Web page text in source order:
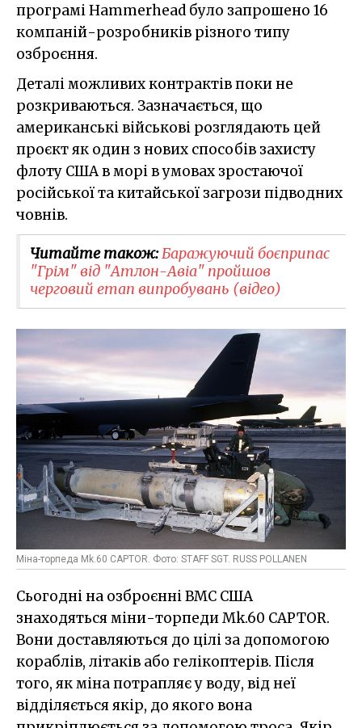
програмі Hammerhead було запрошено 16
компаній-розробників різного типу
озброєння.
Деталі можливих контрактів поки не
розкриваються. Зазначається, що
американські військові розглядають цей
проєкт як один з нових способів захисту
флоту США в морі в умовах зростаючої
російської та китайської загрози підводних
човнів.
Читайте також:Баражуючий боєприпас
"Грім" від "Атлон-Авіа" пройшов
черговий етап випробувань (відео)
Міна-торпеда Mk.60 CAPTOR. Фото: STAFF SGT. RUSS POLLANEN
Сьогодні на озброєнні ВМС США
знаходяться міни-торпеди Mk.60 CAPTOR.
Вони доставляються до цілі за допомогою
кораблів, літаків або гелікоптерів. Після
того, як міна потрапляє у воду, від неї
відділяється якір, до якого вона